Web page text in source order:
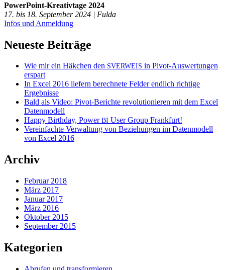
PowerPoint-Kreativtage 2024
17. bis 18. September 2024 | Fulda
Infos und Anmeldung
Neueste Beiträge
Wie mir ein Häkchen den SVERWEIS in Pivot-Auswertungen
erspart
In Excel 2016 liefern berechnete Felder endlich richtige
Ergebnisse
Bald als Video: Pivot-Berichte revolutionieren mit dem Excel
Datenmodell
Happy Birthday, PowerBI User Group Frankfurt!
Vereinfachte Verwaltung von Beziehungen im Datenmodell
von Excel 2016
Archiv
Februar 2018
März 2017
Januar 2017
März 2016
Oktober 2015
September 2015
Kategorien